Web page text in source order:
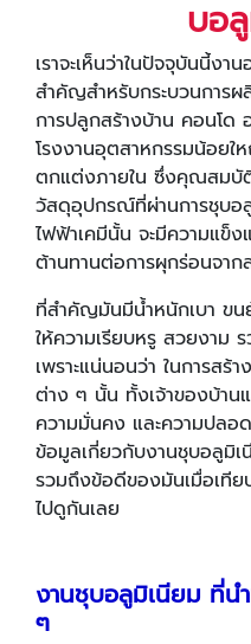
บอ
เราจะเห็นว่าในปัจจุบันนี้งา
สำคัญสำหรับกระบวนการผ
การปลูกสร้างบ้าน คอนโด
โรงงานอุตสาหกรรมน้อยใ
ตกแต่งภายใน ซึ่งคุณสมบัติ
วัสดุอุปกรณ์ที่ผ่านการชุบอ
ไฟฟ้าเคมีนั้น จะมีความแข็
ต้านทานต่อการผุกร่อนจา
ที่สำคัญมันมีน้ำหนักเบา ข
ให้ความเรียบหรู สวยงาม
เพราะแน่นอนว่า ในการส
ต่าง ๆ นั้น ทั้งเจ้าของบ้าน
ความมั่นคง และความปลอ
ข้อมูลเกี่ยวกับงานชุบอลูมิเ
รวมถึงข้อดีของมันเมื่อเที
ไปดูกันเลย
งานชุบอลูมิเนียม ที่น
ๆ